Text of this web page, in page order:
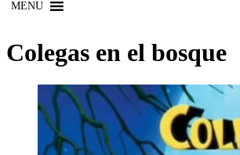
MENU
Colegas en el bosque